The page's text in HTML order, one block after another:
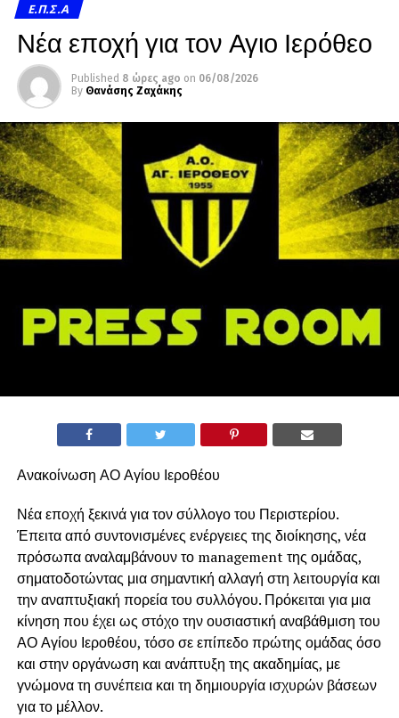
Ε.Π.Σ.Α
Νέα εποχή για τον Αγιο Ιερόθεο
Published 8 ώρες ago on 06/08/2026
By Θανάσης Ζαχάκης
Ανακοίνωση ΑΟ Αγίου Ιεροθέου
Νέα εποχή ξεκινά για τον σύλλογο του Περιστερίου.
Έπειτα από συντονισμένες ενέργειες της διοίκησης, νέα
πρόσωπα αναλαμβάνουν το management της ομάδας,
σηματοδοτώντας μια σημαντική αλλαγή στη λειτουργία και
την αναπτυξιακή πορεία του συλλόγου. Πρόκειται για μια
κίνηση που έχει ως στόχο την ουσιαστική αναβάθμιση του
ΑΟ Αγίου Ιεροθέου, τόσο σε επίπεδο πρώτης ομάδας όσο
και στην οργάνωση και ανάπτυξη της ακαδημίας, με
γνώμονα τη συνέπεια και τη δημιουργία ισχυρών βάσεων
για το μέλλον.